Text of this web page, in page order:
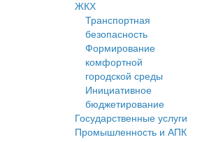
ЖКХ
Транспортная
безопасность
Формирование
комфортной
городской среды
Инициативное
бюджетирование
Государственные услуги
Промышленность и АПК